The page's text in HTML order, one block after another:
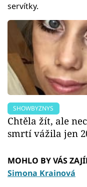
servítky.
SHOWBYZNYS
Chtěla žít, ale
smrtí vážila jen
MOHLO BY VÁS
Simona Krainová